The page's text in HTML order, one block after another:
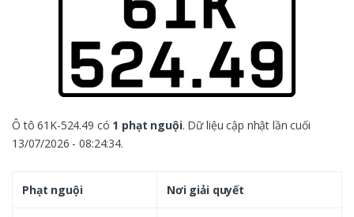
Ô tô 61K-524.49 có 1 phạt nguội. Dữ liệu cập nhật lần cuối
13/07/2026 - 08:24:34.
Phạt nguội Nơi giải quyết